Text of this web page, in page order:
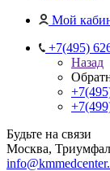
Мой
+7(495)
Назад
Будьте на связи
Москва,